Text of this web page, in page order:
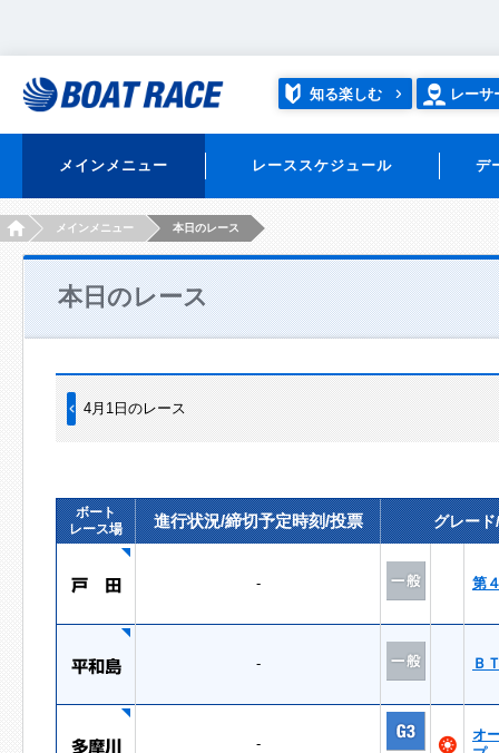
知る楽しむ レーサ
メインメニュー レーススケジュール デ
HOMEメインメニュー 本日のレース
本日のレース
4月1日のレース
ボート
レース場
進行状況/締切予定時刻/投票 グレー
- 第
- Ｂ
-
オ